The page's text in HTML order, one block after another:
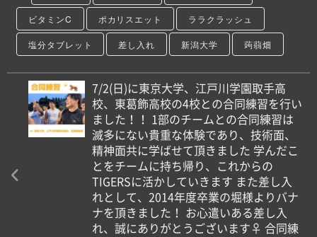
ビタミンC ポカリスエット ララクラッシュ
塩分タブレット 差し入れ 新潟大学 蒟蒻畑
7/2(日)に東京大学、江戸川学園取手高
校、東葛飾高校の4校との合同練習を行い
ました！！ 1部のチームとの合同練習は
滅多にない貴重な体験であり、技術面、
精神面共に学ばせて頂きました 学んだこ
とをチームに持ち帰り、これからの
TIGERSに活かしていきます また差し入
れとして、2014年度卒業の堀様よりバナ
ナを頂きました！ お心遣いある差し入
れ、誠にありがとうございます‍♀️ 合同練